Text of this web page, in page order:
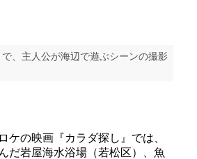
、主人公が海辺で遊ぶシーンの撮影
の映画『カラダ探し』では、
だ岩屋海水浴場（若松区）、魚